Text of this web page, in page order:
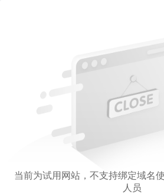
当前为试用网站，不支持绑定域名
人员